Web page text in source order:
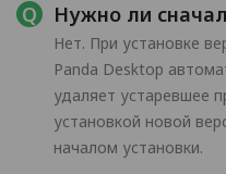
Нужно ли
Нет. При установке
Panda Desktop
удаляет устаревшее
установкой новой
началом установки.